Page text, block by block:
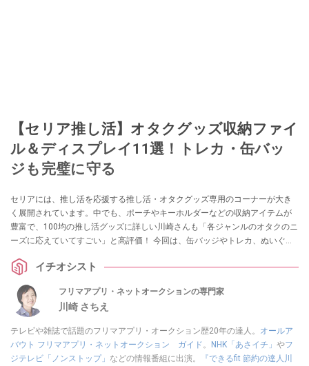
【セリア推し活】オタクグッズ収納ファイ
ル＆ディスプレイ11選！トレカ・缶バッ
ジも完璧に守る
セリアには、推し活を応援する推し活・オタクグッズ専用のコーナーが大き
く展開されています。中でも、ポーチやキーホルダーなどの収納アイテムが
豊富で、100均の推し活グッズに詳しい川崎さんも「各ジャンルのオタクのニ
ーズに応えていてすごい」と高評価！ 今回は、缶バッジやトレカ、ぬいぐる
ッズ収納アイテムをご紹介します。
イチオシスト
フリマアプリ・ネットオークションの専門家
川崎 さちえ
テレビや雑誌で話題のフリマアプリ・オークション歴20年の達人。 オールア
バウト フリマアプリ・ネットオークション ガイド。 NHK「あさイチ」 やフ
ジテレビ「ノンストップ」 などの情報番組に出演。
『できるfit 節約の達人川